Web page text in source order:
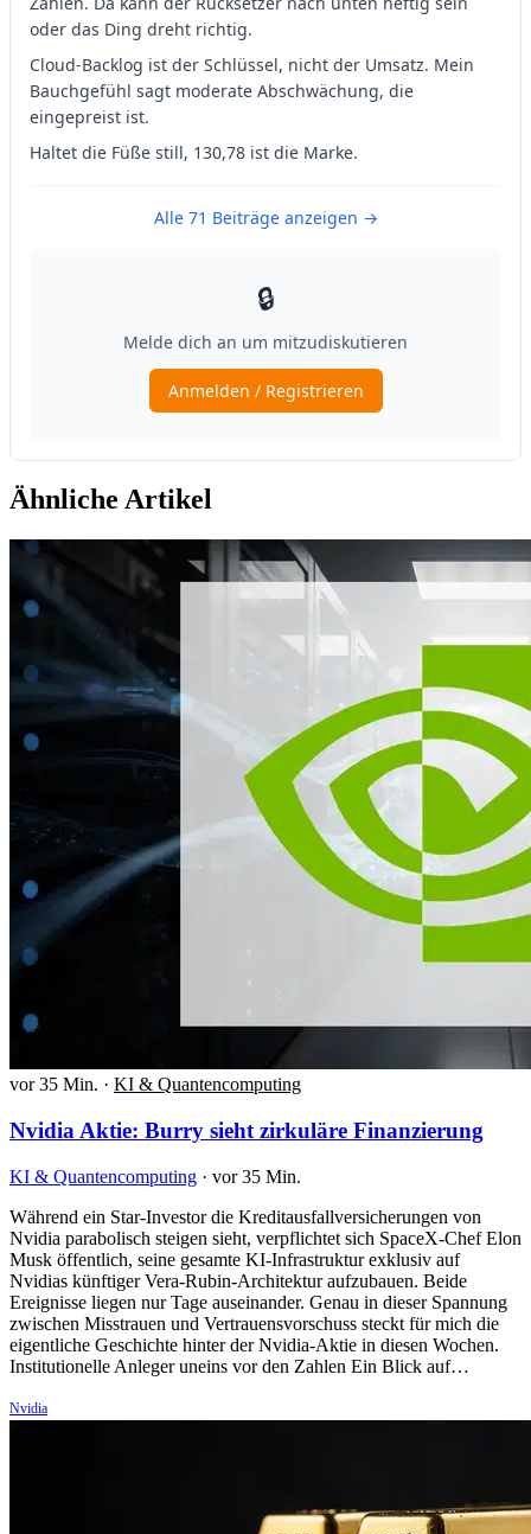
Ähnliche Artikel
vor 35 Min. · KI & Quantencomputing
Nvidia Aktie: Burry sieht zirkuläre Finanzierung
KI & Quantencomputing · vor 35 Min.
Während ein Star-Investor die Kreditausfallversicherungen von
Nvidia parabolisch steigen sieht, verpflichtet sich SpaceX-Chef Elon
Musk öffentlich, seine gesamte KI-Infrastruktur exklusiv auf
Nvidias künftiger Vera-Rubin-Architektur aufzubauen. Beide
Ereignisse liegen nur Tage auseinander. Genau in dieser Spannung
zwischen Misstrauen und Vertrauensvorschuss steckt für mich die
eigentliche Geschichte hinter der Nvidia-Aktie in diesen Wochen.
Institutionelle Anleger uneins vor den Zahlen Ein Blick auf…
Nvidia